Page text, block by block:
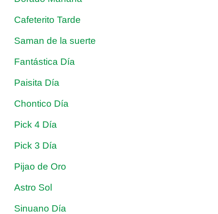
Cafeterito Tarde
Saman de la suerte
Fantástica Día
Paisita Día
Chontico Día
Pick 4 Día
Pick 3 Día
Pijao de Oro
Astro Sol
Sinuano Día